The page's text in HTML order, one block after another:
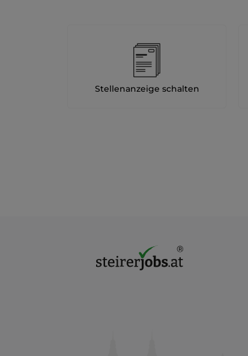
Stellenanzeige schalten